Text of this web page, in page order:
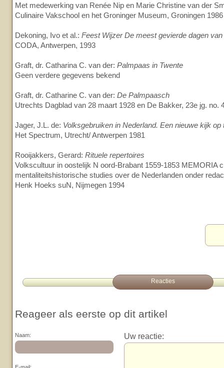
Met medewerking van Renée Nip en Marie Christine van der
Culinaire Vakschool en het Groninger Museum, Groningen 1986
Dekoning, Ivo et al.: Feest Wijzer De meest gevierde dagen van
CODA, Antwerpen, 1993
Graft, dr. Catharina C. van der: Palmpaas in Twente
Geen verdere gegevens bekend
Graft, dr. Catharine C. van der: De Palmpaasch
Utrechts Dagblad van 28 maart 1928 en De Bakker, 23e jg. no.
Jager, J.L. de: Volksgebruiken in Nederland. Een nieuwe kijk op
Het Spectrum, Utrecht/ Antwerpen 1981
Rooijakkers, Gerard: Rituele repertoires
Volkscultuur in oostelijk N oord-Brabant 1559-1853 MEMORIA
mentaliteitshistorische studies over de Nederlanden onder
Henk Hoeks suN, Nijmegen 1994
Reacties
Reageer als eerste op dit artikel
Naam: Uw reactie: